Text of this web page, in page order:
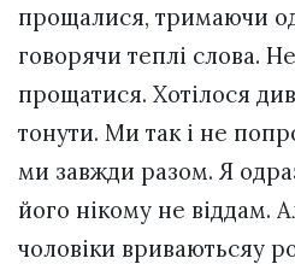
прощалися, тримаючи
говорячи теплі слова.
прощатися. Хотілося
тонути. Ми так і не
ми завжди разом. Я
його нікому не віддам.
чоловіки вриваютьсяу